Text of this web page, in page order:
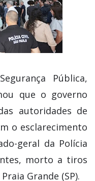
Pública,
que o governo
autoridades de
o esclarecimento
geral da Polícia
morto a tiros
Grande (SP).